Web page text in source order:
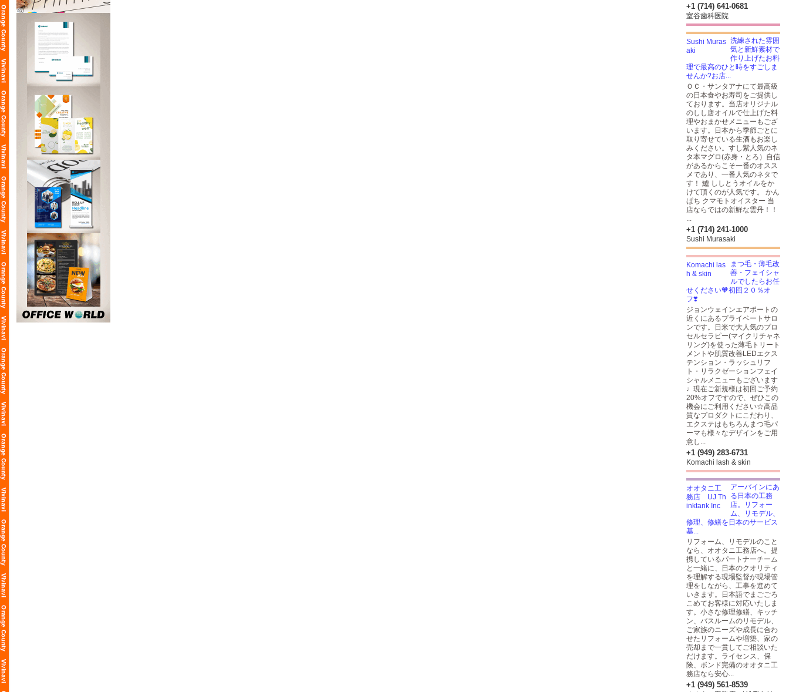
+1 (714) 641-0681
室谷歯科医院
洗練された雰囲
気と新鮮素材で
作り上げたお料
理で最高のひと時をすごしま
せんか?お店...
ＯＣ・サンタアナにて最高級
の日本食やお寿司をご提供し
ております。当店オリジナル
のしし唐オイルで仕上げた料
理やおまかせメニューもござ
います。日本から季節ごとに
取り寄せている生酒もお楽し
みください。すし紫人気のネ
タ本マグロ(赤身・とろ）自信
があるからこそ一番のオスス
メであり、一番人気のネタで
す！ 鱸 ししとうオイルをか
けて頂くのが人気です。 かん
ぱち クマモトオイスター 当
店ならではの新鮮な雲丹！！
...
+1 (714) 241-1000
Sushi Murasaki
まつ毛・薄毛改
善・フェイシャ
ルでしたらお任
せください🧡初回２０％オ
フ❣️
ジョンウェインエアポートの
近くにあるプライベートサロ
ンです。日米で大人気のプロ
セルセラピー(マイクリチャネ
リング)を使った薄毛トリート
メントや肌質改善LEDエクス
テンション・ラッシュリフ
ト・リラクゼーションフェイ
シャルメニューもございます
♩現在ご新規様は初回ご予約
20%オフですので、ぜひこの
機会にご利用ください☆高品
質なプロダクトにこだわり、
エクステはもちろんまつ毛パ
ーマも様々なデザインをご用
意し...
+1 (949) 283-6731
Komachi lash & skin
アーバインにあ
る日本の工務
店。リフォー
ム、リモデル、
修理、修繕を日本のサービス
基...
リフォーム、リモデルのこと
なら、オオタニ工務店へ。提
携しているパートナーチーム
と一緒に、日本のクオリティ
を理解する現場監督が現場管
理をしながら、工事を進めて
いきます。日本語でまごごろ
こめてお客様に対応いたしま
す。小さな修理修繕、キッチ
ン、バスルームのリモデル、
ご家族のニーズや成長に合わ
せたリフォームや増築、家の
売却まで一貫してご相談いた
だけます。ライセンス、保
険、ボンド完備のオオタニ工
務店なら安心...
+1 (949) 561-8539